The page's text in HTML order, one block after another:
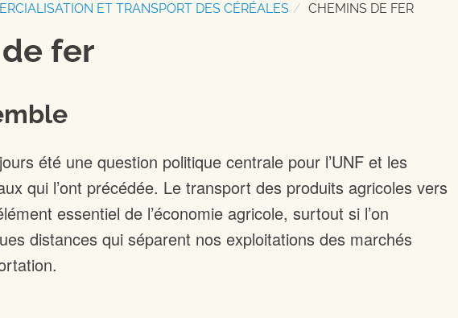
ET TRANSPORT DES CÉRÉALES CHEMINS DE FER
fer
été une question politique centrale pour l’UNF et les
qui l’ont précédée. Le transport des produits agricoles vers
essentiel de l’économie agricole, surtout si l’on
distances qui séparent nos exploitations des marchés